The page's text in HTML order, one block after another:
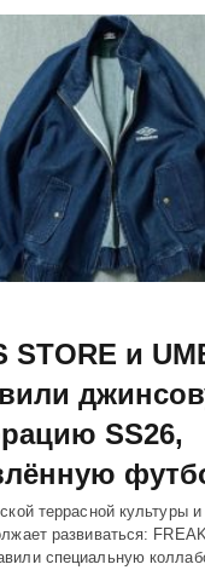
STORE и
SS26,
террасной культуры
развиваться:
специальную